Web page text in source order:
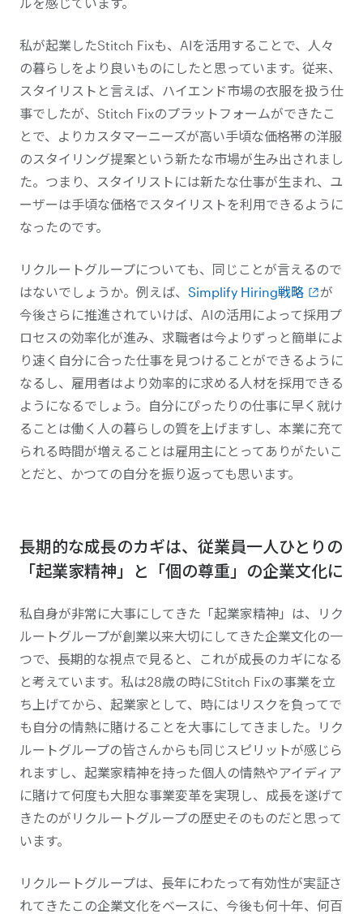
私が起業したStitch Fixも、AIを活用することで、人々
の暮らしをより良いものにしたと思っています。従来、
スタイリストと言えば、ハイエンド市場の衣服を扱う仕
事でしたが、Stitch Fixのプラットフォームができたこ
とで、よりカスタマーニーズが高い手頃な価格帯の洋服
のスタイリング提案という新たな市場が生み出されまし
た。つまり、スタイリストには新たな仕事が生まれ、ユ
ーザーは手頃な価格でスタイリストを利用できるように
なったのです。
リクルートグループについても、同じことが言えるので
はないでしょうか。例えば、 Simplify Hiring戦略
が
今後さらに推進されていけば、AIの活用によって採用プ
ロセスの効率化が進み、求職者は今よりずっと簡単によ
り速く自分に合った仕事を見つけることができるように
なるし、雇用者はより効率的に求める人材を採用できる
ようになるでしょう。自分にぴったりの仕事に早く就け
ることは働く人の暮らしの質を上げますし、本業に充て
られる時間が増えることは雇用主にとってありがたいこ
とだと、かつての自分を振り返っても思います。
長期的な成長のカギは、従業員一人ひとりの
「起業家精神」と「個の尊重」の企業文化に
私自身が非常に大事にしてきた「起業家精神」は、リク
ルートグループが創業以来大切にしてきた企業文化の一
つで、長期的な視点で見ると、これが成長のカギになる
と考えています。私は28歳の時にStitch Fixの事業を立
ち上げてから、起業家として、時にはリスクを負ってで
も自分の情熱に賭けることを大事にしてきました。リク
ルートグループの皆さんからも同じスピリットが感じら
れますし、起業家精神を持った個人の情熱やアイディア
に賭けて何度も大胆な事業変革を実現し、成長を遂げて
きたのがリクルートグループの歴史そのものだと思って
います。
リクルートグループは、長年にわたって有効性が実証さ
れてきたこの企業文化をベースに、今後も何十年、何百